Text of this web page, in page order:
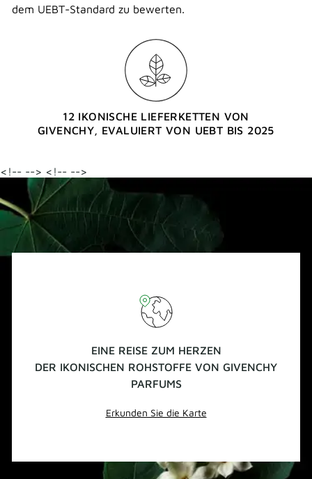
dem UEBT-Standard zu bewerten.
12 IKONISCHE LIEFERKETTEN VON
GIVENCHY, EVALUIERT VON UEBT BIS 2025
<!-- --> <!-- -->
EINE REISE ZUM HERZEN
DER IKONISCHEN ROHSTOFFE VON GIVENCHY
PARFUMS
Erkunden Sie die Karte